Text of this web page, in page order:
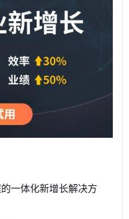
一体化新增长解决方